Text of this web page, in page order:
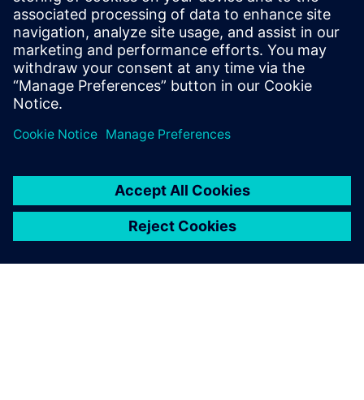
業界をリードするバッテリーメーカーが、どのようにイノ
ベーションを加速しているのか、 ぜひインフォグラフィ
ックでご確認ください。
共有